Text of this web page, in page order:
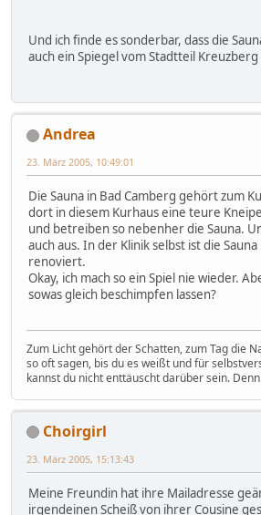
Und ich finde es sonderbar, dass die
auch ein Spiegel vom Stadtteil Kreuzberg
Andrea
23. März 2005, 10:49:01
Die Sauna in Bad Camberg gehört zum
dort in diesem Kurhaus eine teure
und betreiben so nebenher die Sauna.
auch aus. In der Klinik selbst ist die
renoviert.
Okay, ich mach so ein Spiel nie wieder.
sowas gleich beschimpfen lassen?
Zum Licht gehört der Schatten, zum Tag die
so oft sagen, bis du es weißt und für
kannst du nicht enttäuscht darüber sein.
Choirgirl
23. März 2005, 15:13:43
Meine Freundin hat ihre Mailadresse
irgendeinen Scheiß von ihrer Cousine